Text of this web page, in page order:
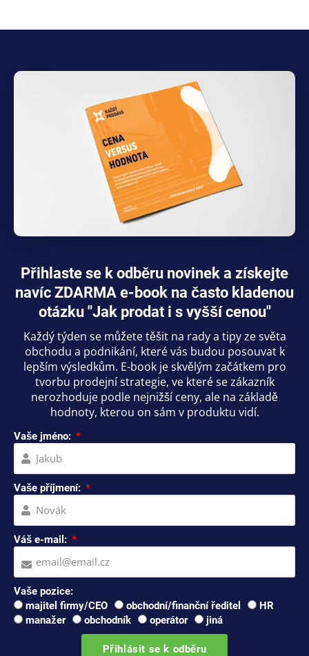
Přihlaste se k odběru novinek a získejte
navíc ZDARMA e-book na často kladenou
otázku "Jak prodat i s vyšší cenou"
Každý týden se můžete těšit na rady a tipy ze světa
obchodu a podnikání, které vás budou posouvat k
lepším výsledkům. E-book je skvělým začátkem pro
tvorbu prodejní strategie, ve které se zákazník
nerozhoduje podle nejnižší ceny, ale na základě
hodnoty, kterou on sám v produktu vidí.
Vaše jméno:
Vaše příjmení:
Váš e-mail:
Vaše pozice:
majitel firmy/CEO
obchodní/finanční ředitel
HR
manažer
obchodník operátor jiná
Přihlásit se k odběru